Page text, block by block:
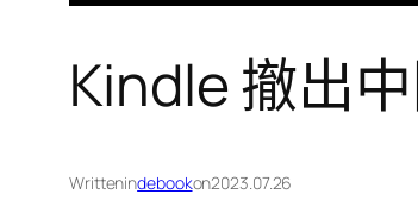
Kindle 撤出
Writtenindebookon2023.07.26